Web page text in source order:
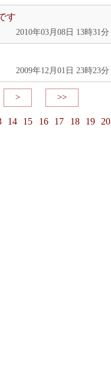
す
2010年03月08日 13時31分
2009年12月01日 23時23分
> >>
14 15 16 17 18 19 20